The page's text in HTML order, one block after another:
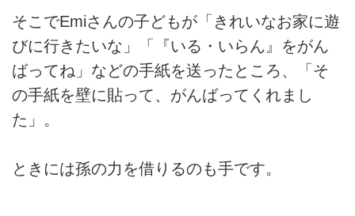
そこでEmiさんの子どもが「きれいなお家に遊
びに行きたいな」「『いる・いらん』をがん
ばってね」などの手紙を送ったところ、「そ
の手紙を壁に貼って、がんばってくれまし
た」。
ときには孫の力を借りるのも手です。